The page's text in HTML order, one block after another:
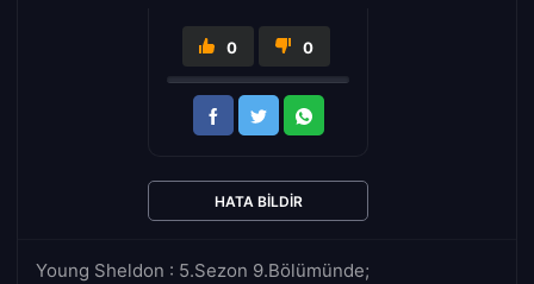
Young Sheldon : 5.Sezon 9.Bölümünde;
0 0
HATA BILDIR